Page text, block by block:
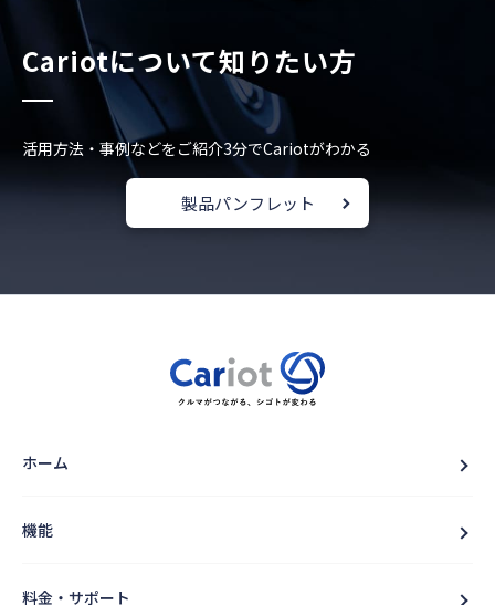
Cariotについて知りたい方
活用方法・事例などをご紹介3分でCariotがわかる
製品パンフレット
ホーム
機能
料金・サポート